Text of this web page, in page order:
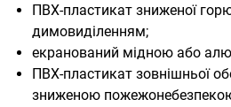
ПВХ-пластикат зниженої
димовиділенням;
екранований мідною або
ПВХ-пластикат зовнішньої
зниженою